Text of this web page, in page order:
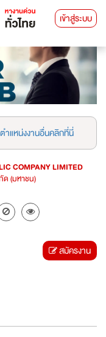
เข้าสู่ระบบ
ำแหน่งงานอื่นคลิกที่นี่
COMPANY LIMITED
ด (มหาชน)
สมัครงาน